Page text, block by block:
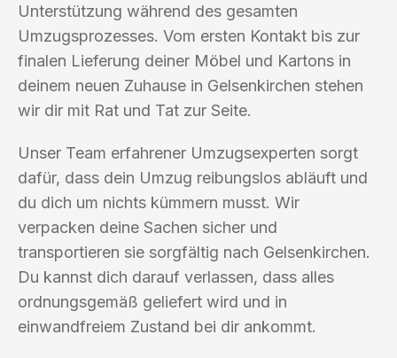
Unterstützung während des gesamten
Umzugsprozesses. Vom ersten Kontakt bis zur
finalen Lieferung deiner Möbel und Kartons in
deinem neuen Zuhause in Gelsenkirchen stehen
wir dir mit Rat und Tat zur Seite.
Unser Team erfahrener Umzugsexperten sorgt
dafür, dass dein Umzug reibungslos abläuft und
du dich um nichts kümmern musst. Wir
verpacken deine Sachen sicher und
transportieren sie sorgfältig nach Gelsenkirchen.
Du kannst dich darauf verlassen, dass alles
ordnungsgemäß geliefert wird und in
einwandfreiem Zustand bei dir ankommt.